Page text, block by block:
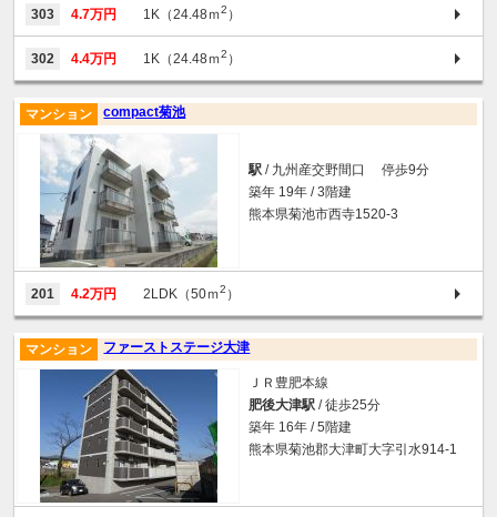
303 4.7万円 1K（24.48ｍ2 ）
302 4.4万円 1K（24.48ｍ2 ）
compact菊池
マンション
駅 / 九州産交野間口 停歩9分
築年 19年 / 3階建
熊本県菊池市西寺1520-3
201 4.2万円 2LDK（50ｍ2 ）
ファーストステージ大津
マンション
ＪＲ豊肥本線
肥後大津駅 / 徒歩25分
築年 16年 / 5階建
熊本県菊池郡大津町大字引水914-1